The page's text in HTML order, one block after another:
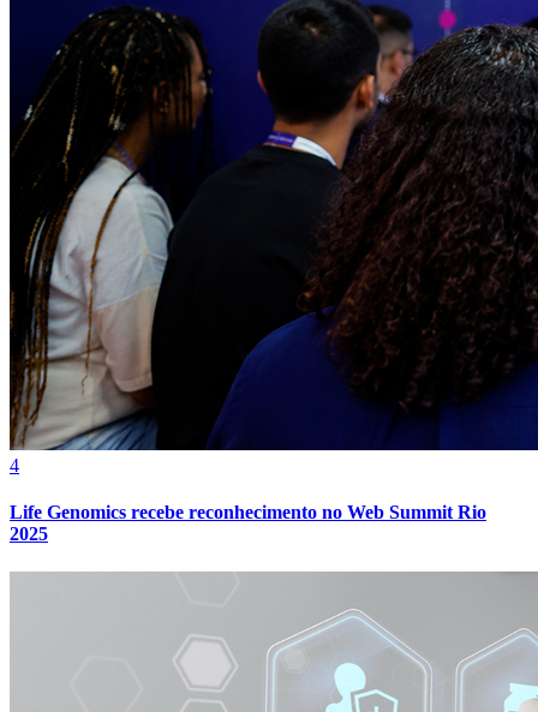
Vitória
4
Life Genomics recebe reconhecimento no Web Summit Rio
2025